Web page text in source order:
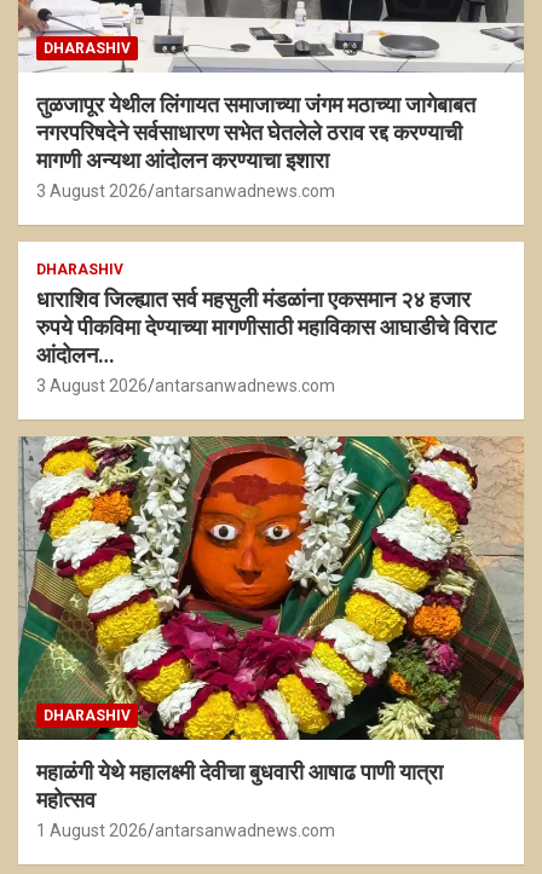
DHARASHIV
तुळजापूर येथील लिंगायत समाजाच्या जंगम मठाच्या जागेबाबत
नगरपरिषदेने सर्वसाधारण सभेत घेतलेले ठराव रद्द करण्याची
मागणी अन्यथा आंदोलन करण्याचा इशारा
3 August 2026 antarsanwadnews.com
DHARASHIV
धाराशिव जिल्ह्यात सर्व महसुली मंडळांना एकसमान २४ हजार
रुपये पीकविमा देण्याच्या मागणीसाठी महाविकास आघाडीचे विराट
आंदोलन…
3 August 2026 antarsanwadnews.com
DHARASHIV
महाळंगी येथे महालक्ष्मी देवीचा बुधवारी आषाढ पाणी यात्रा
महोत्सव
1 August 2026 antarsanwadnews.com